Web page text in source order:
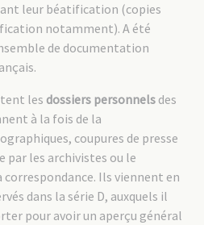
leur béatification (copies
notamment). A été
de documentation
les dossiers personnels des
à la fois de la
coupures de presse
par les archivistes ou le
Ils viennent en
dans la série D, auxquels il
pour avoir un aperçu général